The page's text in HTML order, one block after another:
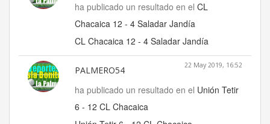
ha publicado un resultado en el CL
Chacaica 12 - 4 Saladar Jandía
CL Chacaica 12 - 4 Saladar Jandía
PALMERO54 22 May 2019, 16:52
ha publicado un resultado en el Unión Tetir
6 - 12 CL Chacaica